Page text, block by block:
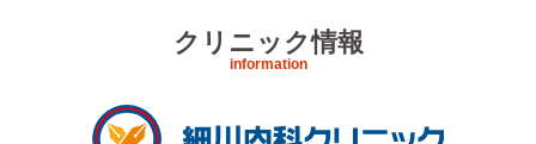
クリニック情報